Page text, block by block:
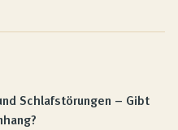
Schlafstörungen – Gibt